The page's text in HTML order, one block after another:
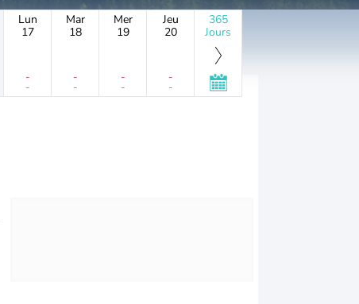
Lun
17
-
-
Mar
18
-
-
Mer
19
-
-
Jeu
20
-
-
365
Jours